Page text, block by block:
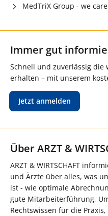
MedTriX Group - we
Immer gut
Schnell und zuverlässig
erhalten – mit unserem
Jetzt anmelden
Über ARZT &
ARZT & WIRTSCHAFT
und Ärzte über alles, was
ist - wie optimale
gute Mitarbeiterführung,
Rechtswissen für die